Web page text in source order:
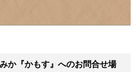
か『かもす』へのお問合せ場